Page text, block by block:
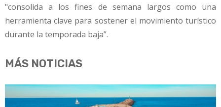
"consolida a los fines de semana largos como una
herramienta clave para sostener el movimiento turístico
durante la temporada baja”.
MÁS NOTICIAS